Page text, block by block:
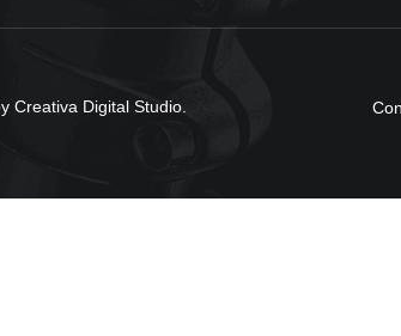
Creativa Digital Studio.